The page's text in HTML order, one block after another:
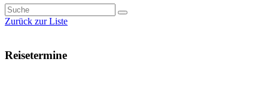
Zurück zur Liste
Reisetermine